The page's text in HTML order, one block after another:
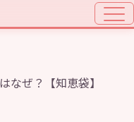
なぜ？【知恵袋】